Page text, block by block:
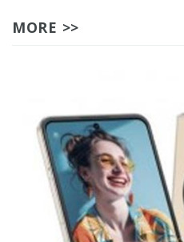
MORE >>